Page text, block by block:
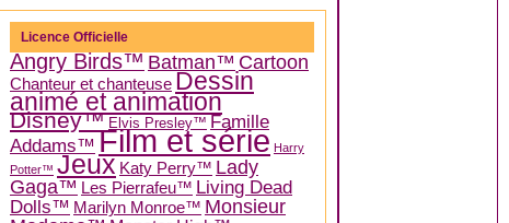
Licence Officielle
Angry Birds™ Batman™ Cartoon
Chanteur et chanteuse Dessin
animé et animation
Disney™ Elvis Presley™ Famille
Addams™ Film et série Harry
Potter™ Jeux Katy Perry™ Lady
Gaga™ Les Pierrafeu™ Living Dead
Dolls™ Marilyn Monroe™ Monsieur